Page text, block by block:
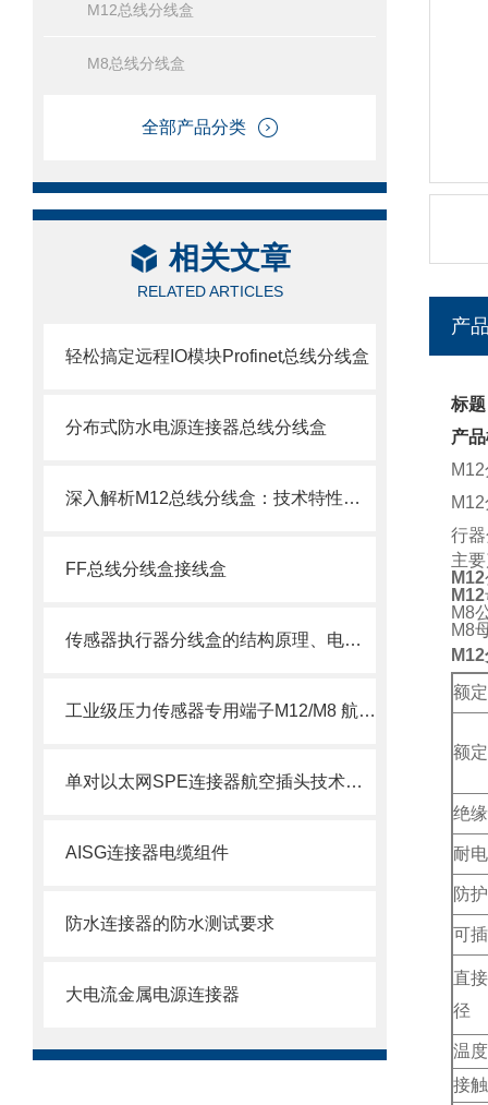
M12总线分线盒
M8总线分线盒
全部产品分类
相关文章
RELATED ARTICLES
轻松搞定远程IO模块Profinet总线分线盒
分布式防水电源连接器总线分线盒
深入解析M12总线分线盒：技术特性、选型要点与安装调试指南
FF总线分线盒接线盒
传感器执行器分线盒的结构原理、电气接口定义与现场总线集成方式详解
工业级压力传感器专用端子M12/M8 航空插头插座端子：精准连接，可靠传输
单对以太网SPE连接器航空插头技术手册
AISG连接器电缆组件
防水连接器的防水测试要求
大电流金属电源连接器
产
标
产
行
主要
M12
M12
M8
M8
额
额
绝
耐
防
可
直
径
温
接